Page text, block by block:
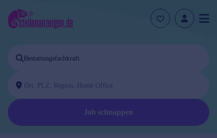
Job schnappen